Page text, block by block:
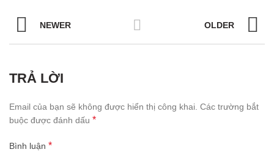
NEWER OLDER
TRẢ LỜI
Email của bạn sẽ không được hiển thị công khai. Các trường bắt
buộc được đánh dấu *
Bình luận *